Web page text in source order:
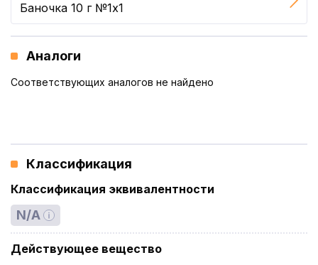
Баночка 10 г №1x1
Аналоги
Соответствующих аналогов не найдено
Классификация
Классификация эквивалентности
N/A
Действующее вещество